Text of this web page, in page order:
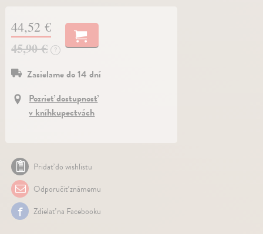
44,52 €
45,90 €
?
Zasielame do 14 dní
Pozrieť dostupnosť
v kníhkupectvách
Pridať do wishlistu
Odporučiť známemu
Zdielať na Facebooku